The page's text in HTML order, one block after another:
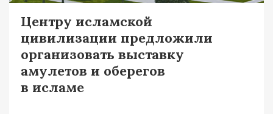
Центру исламской
цивилизации предложили
организовать выставку
амулетов и оберегов
в исламе